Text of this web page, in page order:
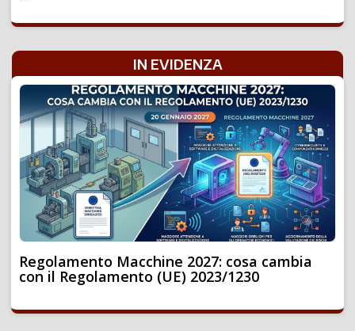
IN EVIDENZA
Regolamento Macchine 2027: cosa cambia
con il Regolamento (UE) 2023/1230